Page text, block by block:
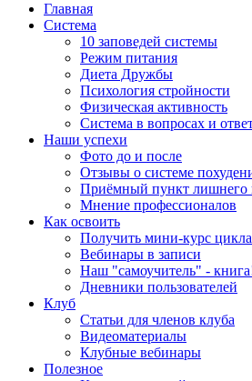
Главная
Система
10 заповедей системы
Режим питания
Диета Дружбы
Психология стройности
Физическая активность
Система в вопросах и
Наши успехи
Фото до и после
Отзывы о системе
Приёмный пункт лишнего
Мнение профессионалов
Как освоить
Получить мини-курс
Вебинары в записи
Наш "самоучитель" -
Дневники пользователей
Клуб
Статьи для членов клуба
Видеоматериалы
Клубные вебинары
Полезное